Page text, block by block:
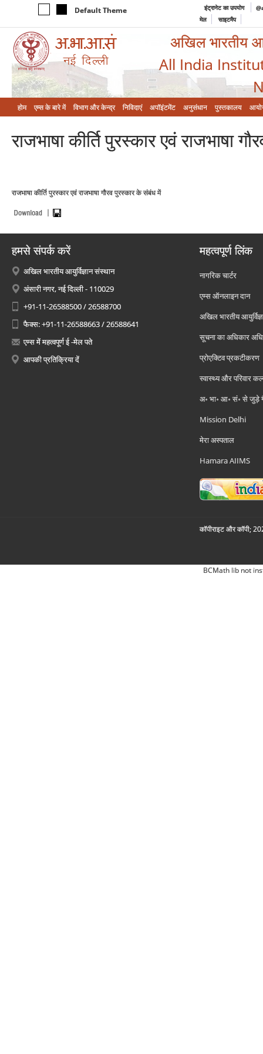
Default Theme इंट्रानेट का उपयोग
मेल
साइटमैप
अखिल भारतीय
All India
होम एम्‍स के बारे में विभाग और केन्‍द्र निविदाएं अपॉइंटमेंट अनुसंधान पुस्तकालय
राजभाषा कीर्ति पुरस्कार एवं राजभाषा
राजभाषा कीर्ति पुरस्कार एवं राजभाषा गौरव पुरस्कार के संबंध में
हमसे संपर्क करें
अखिल भारतीय आयुर्विज्ञान संस्थान
अंसारी नगर, नई दिल्ली - 110029
+91-11-26588500 / 26588700
फैक्स: +91-11-26588663 / 26588641
एम्स में महत्वपूर्ण ई -मेल पते
आपकी प्रतिक्रिया दें
महत्वपूर्ण लिंक
नागरिक चार्टर
एम्स ऑनलाइन दान
अखिल भारतीय
सूचना का अधिकार
प्रोएक्टिव प्रकटीकरण
स्वास्थ्य और परिवार
अ॰ भा॰ आ॰ सं॰ से जुड़े
Mission Delhi
मेरा अस्पताल
Hamara AIIMS
कॉपीराइट और कॉपी;
BCMath lib not